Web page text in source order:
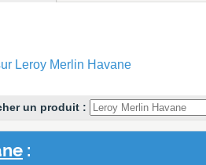
Leroy Merlin Havane
un produit :
: